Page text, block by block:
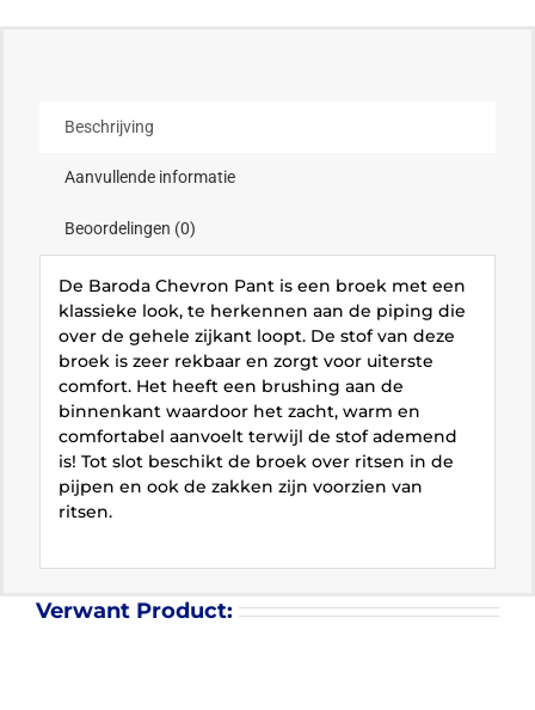
Beschrijving
Aanvullende informatie
Beoordelingen (0)
De Baroda Chevron Pant is een broek met een
klassieke look, te herkennen aan de piping die
over de gehele zijkant loopt. De stof van deze
broek is zeer rekbaar en zorgt voor uiterste
comfort. Het heeft een brushing aan de
binnenkant waardoor het zacht, warm en
comfortabel aanvoelt terwijl de stof ademend
is! Tot slot beschikt de broek over ritsen in de
pijpen en ook de zakken zijn voorzien van
ritsen.
Verwant Product: